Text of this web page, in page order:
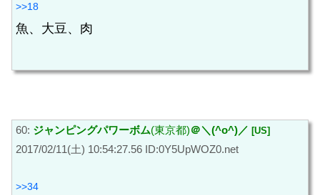
>>18
魚、大豆、肉
60: ジャンピングパワーボム(東京都)＠＼(^o^)／ [US]
2017/02/11(土) 10:54:27.56 ID:0Y5UpWOZ0.net
>>34